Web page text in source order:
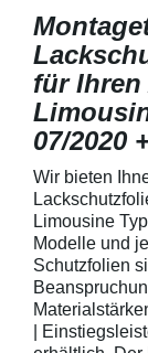
für Ihren
07/2020
Wir bieten
Limousine
Modelle und
Schutzfolien
|